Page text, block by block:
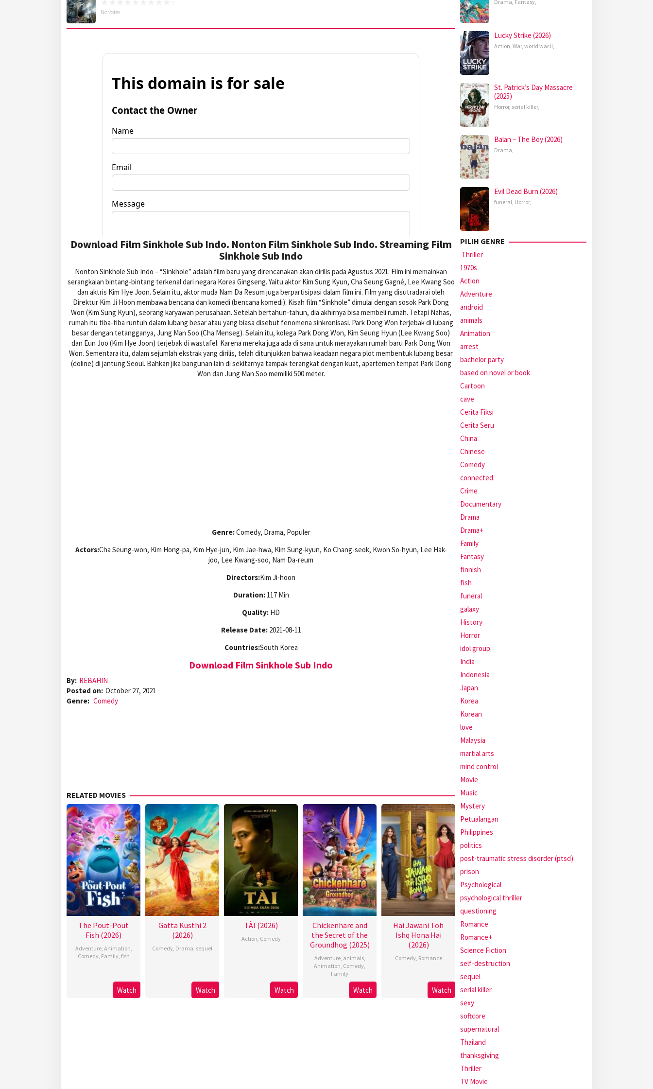
No votes
Download Film Sinkhole Sub Indo. Nonton Film Sinkhole Sub Indo. Streaming Film
Sinkhole Sub Indo
Nonton Sinkhole Sub Indo – “Sinkhole” adalah film baru yang direncanakan akan dirilis pada Agustus 2021. Film ini memainkan
serangkaian bintang-bintang terkenal dari negara Korea Gingseng. Yaitu aktor Kim Sung Kyun, Cha Seung Gagné, Lee Kwang Soo
dan aktris Kim Hye Joon. Selain itu, aktor muda Nam Da Resum juga berpartisipasi dalam film ini. Film yang disutradarai oleh
Direktur Kim Ji Hoon membawa bencana dan komedi (bencana komedi). Kisah film “Sinkhole” dimulai dengan sosok Park Dong
Won (Kim Sung Kyun), seorang karyawan perusahaan. Setelah bertahun-tahun, dia akhirnya bisa membeli rumah. Tetapi Nahas,
rumah itu tiba-tiba runtuh dalam lubang besar atau yang biasa disebut fenomena sinkronisasi. Park Dong Won terjebak di lubang
besar dengan tetangganya, Jung Man Soo (Cha Menseg). Selain itu, kolega Park Dong Won, Kim Seung Hyun (Lee Kwang Soo)
dan Eun Joo (Kim Hye Joon) terjebak di wastafel. Karena mereka juga ada di sana untuk merayakan rumah baru Park Dong Won
Won. Sementara itu, dalam sejumlah ekstrak yang dirilis, telah ditunjukkan bahwa keadaan negara plot membentuk lubang besar
(doline) di jantung Seoul. Bahkan jika bangunan lain di sekitarnya tampak terangkat dengan kuat, apartemen tempat Park Dong
Won dan Jung Man Soo memiliki 500 meter.
Genre:Comedy, Drama, Populer
Actors:Cha Seung-won, Kim Hong-pa, Kim Hye-jun, Kim Jae-hwa, Kim Sung-kyun, Ko Chang-seok, Kwon So-hyun, Lee Hak-
joo, Lee Kwang-soo, Nam Da-reum
Directors:Kim Ji-hoon
Duration:117 Min
Quality: HD
Release Date:2021-08-11
Countries:South Korea
Download Film Sinkhole Sub Indo
By: REBAHIN
Posted on: October 27, 2021
Genre: Comedy
RELATED MOVIES
The Pout-Pout
Fish (2026)
Adventure, Animation,
Comedy, Family, fish
Watch
Gatta Kusthi 2
(2026)
Comedy, Drama, sequel
Watch
TÀI (2026)
Action, Comedy
Watch
Chickenhare and
the Secret of the
Groundhog (2025)
Adventure, animals,
Animation, Comedy,
Family
Watch
Hai Jawani Toh
Ishq Hona Hai
(2026)
Comedy, Romance
Watch
Drama, Fantasy,
Lucky Strike (2026)
Action, War, world war ii,
St. Patrick’s Day Massacre
(2025)
Horror, serial killer,
Balan – The Boy (2026)
Drama,
Evil Dead Burn (2026)
funeral, Horror,
PILIH GENRE
Thriller
1970s
Action
Adventure
android
animals
Animation
arrest
bachelor party
based on novel or book
Cartoon
cave
Cerita Fiksi
Cerita Seru
China
Chinese
Comedy
connected
Crime
Documentary
Drama
Drama+
Family
Fantasy
finnish
fish
funeral
galaxy
History
Horror
idol group
India
Indonesia
Japan
Korea
Korean
love
Malaysia
martial arts
mind control
Movie
Music
Mystery
Petualangan
Philippines
politics
post-traumatic stress disorder (ptsd)
prison
Psychological
psychological thriller
questioning
Romance
Romance+
Science Fiction
self-destruction
sequel
serial killer
sexy
softcore
supernatural
Thailand
thanksgiving
Thriller
TV Movie